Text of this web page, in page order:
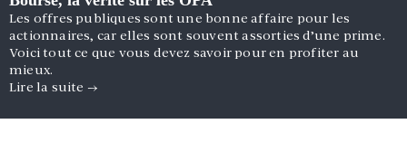
Les offres publiques sont une bonne affaire pour les
actionnaires, car elles sont souvent assorties d’une prime.
Voici tout ce que vous devez savoir pour en profiter au
mieux.
Lire la suite →